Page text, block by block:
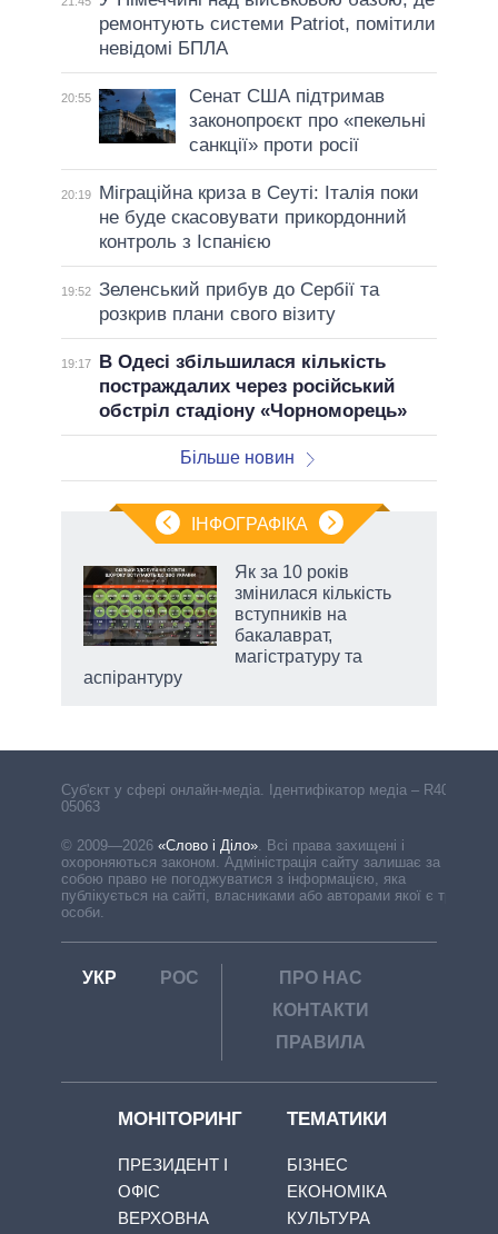
ремонтують системи Patriot, помітили
невідомі БПЛА
20:55
Сенат США підтримав
законопроєкт про «пекельні
санкції» проти росії
20:19
Міграційна криза в Сеуті: Італія поки
не буде скасовувати прикордонний
контроль з Іспанією
19:52 Зеленський прибув до Сербії та
розкрив плани свого візиту
19:17
В Одесі збільшилася кількість
постраждалих через російський
обстріл стадіону «Чорноморець»
Більше новин
ІНФОГРАФІКА
Як за 10 років
змінилася кількість
вступників на
бакалаврат,
магістратуру та
аспірантуру
Cуб'єкт у сфері онлайн-медіа. Ідентифікатор медіа – R40-
05063
© 2009—2026 «Слово і Діло» Всі права захищені і
охороняються законом. Адміністрація сайту залишає за
собою право не погоджуватися з інформацією, яка
публікується на сайті, власниками або авторами якої є треті
особи.
УКР РОС
ПРО НАС
КОНТАКТИ
ПРАВИЛА
МОНІТОРИНГ
ПРЕЗИДЕНТ І
ОФІС
ВЕРХОВНА
ТЕМАТИКИ
БІЗНЕС
ЕКОНОМІКА
КУЛЬТУРА